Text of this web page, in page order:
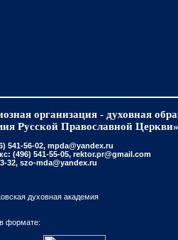
организация - духовная
Русской Православной
56-02, mpda@yandex.ru
(496) 541-55-05, rektor.pr@gmail.com
32, szo-mda@yandex.ru
духовная академия
формате: